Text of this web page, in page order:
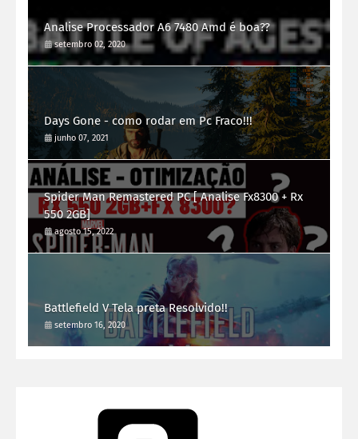
Analise Processador A6 7480 Amd é boa??
setembro 02, 2020
Days Gone - como rodar em Pc Fraco!!!
junho 07, 2021
Spider Man Remastered PC [ Analise Fx8300 + Rx
550 2GB]
agosto 15, 2022
Battlefield V Tela preta Resolvido!!
setembro 16, 2020